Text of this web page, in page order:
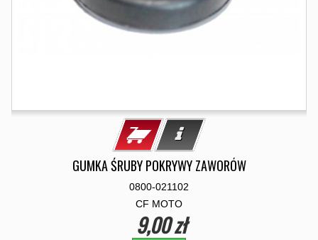
GUMKA ŚRUBY POKRYWY ZAWORÓW
0800-021102
CF MOTO
9,00 zł